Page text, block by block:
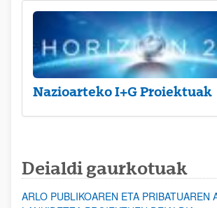
Nazioarteko I+G Proiektuak
Deialdi gaurkotuak
ARLO PUBLIKOAREN ETA PRIBATUAREN